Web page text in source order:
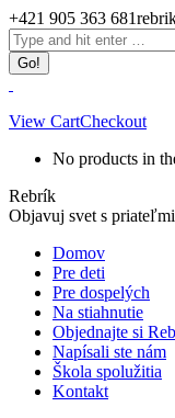
Skip
to
content
+421 905 363 681
Facebook
page
opens
in
new
window
Search:
View CartCheckout
No products in
Rebrík
Objavuj svet s priateľmi
Domov
Pre deti
Pre dospelých
Na stiahnutie
Objednajte si
Napísali ste nám
Škola spolužitia
Kontakt